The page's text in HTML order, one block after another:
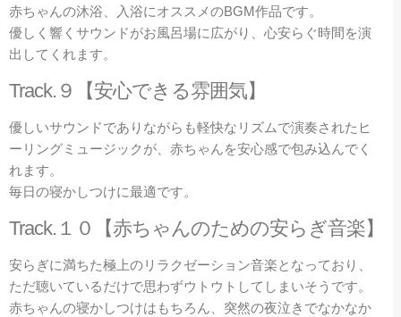
赤ちゃんの沐浴、入浴にオススメのBGM作品です。
優しく響くサウンドがお風呂場に広がり、心安らぐ時間を演
出してくれます。
Track.９【安心できる雰囲気】
優しいサウンドでありながらも軽快なリズムで演奏されたヒ
ーリングミュージックが、赤ちゃんを安心感で包み込んでく
れます。
毎日の寝かしつけに最適です。
Track.１０【赤ちゃんのための安らぎ音楽】
安らぎに満ちた極上のリラクゼーション音楽となっており、
ただ聴いているだけで思わずウトウトしてしまいそうです。
赤ちゃんの寝かしつけはもちろん、突然の夜泣きでなかなか